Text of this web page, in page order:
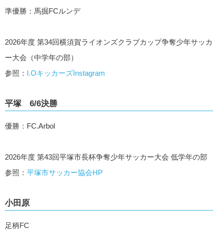
準優勝：馬掘FCルンデ
2026年度 第34回横須賀ライオンズクラブカップ争奪少年サッカ
ー大会（中学年の部）
参照： I.OキッカーズInstagram
平塚 6/6決勝
優勝：FC.Arbol
2026年度 第43回平塚市長杯争奪少年サッカー大会 低学年の部
参照： 平塚市サッカー協会HP
小田原
足柄FC